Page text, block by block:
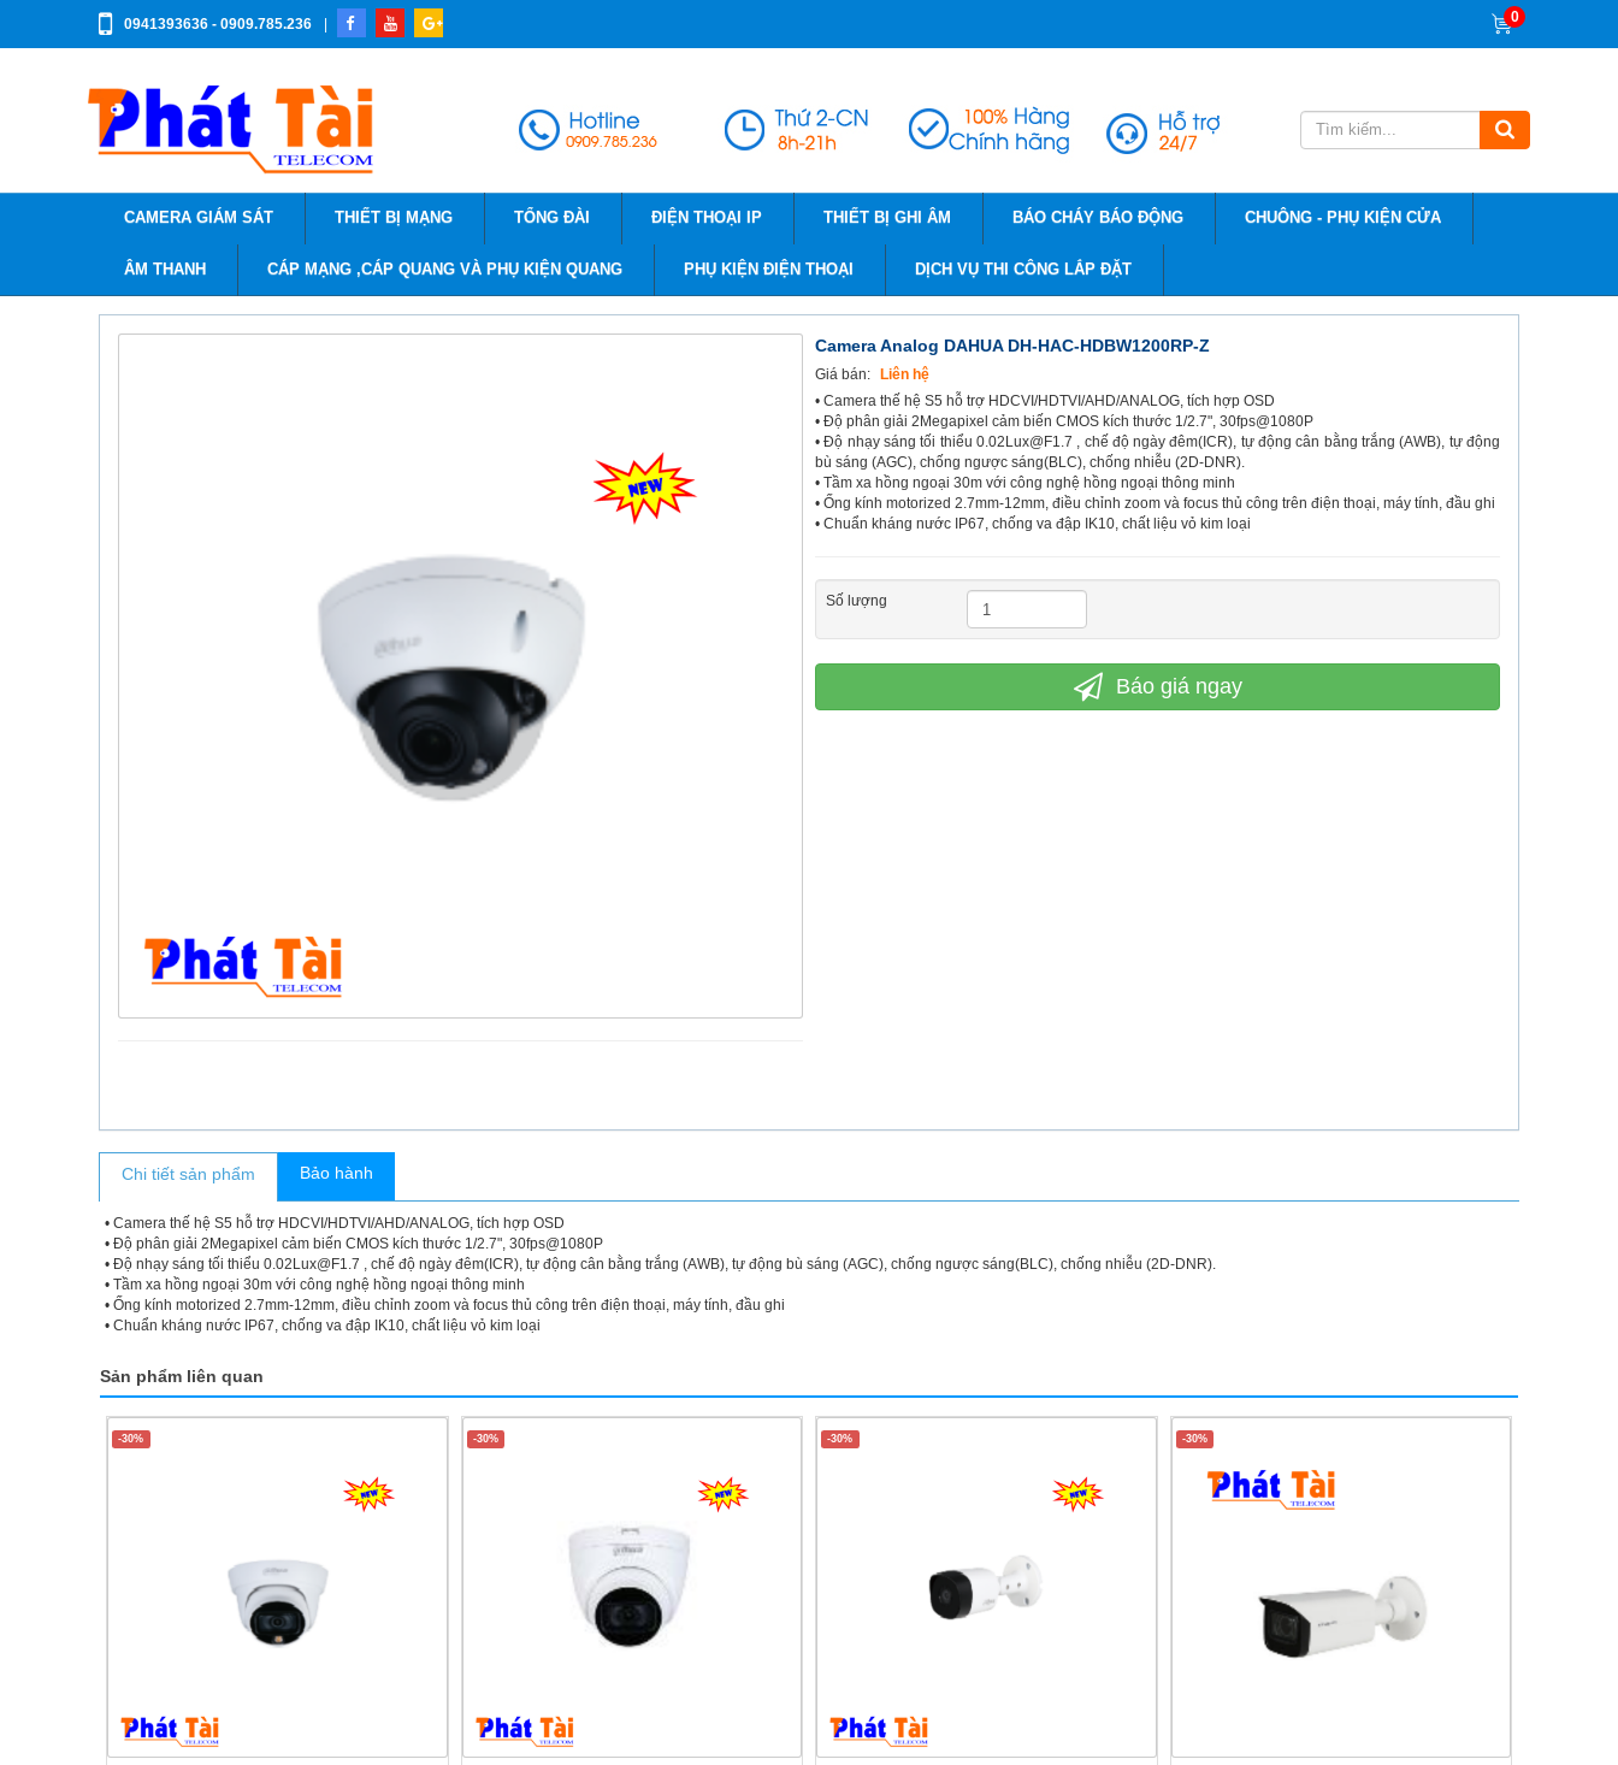
0941393636 - 0909.785.236 0
CAMERA GIÁM SÁT THIẾT BỊ MẠNG TỔNG ĐÀI ĐIỆN THOẠI IP THIẾT BỊ GHI ÂM BÁO CHÁY BÁO ĐỘNG CHUÔNG - PHỤ KIỆN CỬA
ÂM THANH CÁP MẠNG ,CÁP QUANG VÀ PHỤ KIỆN QUANG PHỤ KIỆN ĐIỆN THOẠI DỊCH VỤ THI CÔNG LẮP ĐẶT
Camera Analog DAHUA DH-HAC-HDBW1200RP-Z
Giá bán:
Liên hệ
• Camera thế hệ S5 hỗ trợ HDCVI/HDTVI/AHD/ANALOG, tích hợp OSD
• Độ phân giải 2Megapixel cảm biến CMOS kích thước 1/2.7", 30fps@1080P
• Độ nhạy sáng tối thiểu 0.02Lux@F1.7 , chế độ ngày đêm(ICR), tự động cân bằng trắng (AWB), tự động
bù sáng (AGC), chống ngược sáng(BLC), chống nhiễu (2D-DNR).
• Tầm xa hồng ngoại 30m với công nghệ hồng ngoại thông minh
• Ống kính motorized 2.7mm-12mm, điều chỉnh zoom và focus thủ công trên điện thoại, máy tính, đầu ghi
• Chuẩn kháng nước IP67, chống va đập IK10, chất liệu vỏ kim loại
Số lượng
Báo giá ngay
Chi tiết sản phẩm Bảo hành
• Camera thế hệ S5 hỗ trợ HDCVI/HDTVI/AHD/ANALOG, tích hợp OSD
• Độ phân giải 2Megapixel cảm biến CMOS kích thước 1/2.7", 30fps@1080P
• Độ nhạy sáng tối thiểu 0.02Lux@F1.7 , chế độ ngày đêm(ICR), tự động cân bằng trắng (AWB), tự động bù sáng (AGC), chống ngược sáng(BLC), chống nhiễu (2D-DNR).
• Tầm xa hồng ngoại 30m với công nghệ hồng ngoại thông minh
• Ống kính motorized 2.7mm-12mm, điều chỉnh zoom và focus thủ công trên điện thoại, máy tính, đầu ghi
• Chuẩn kháng nước IP67, chống va đập IK10, chất liệu vỏ kim loại
Sản phẩm liên quan
-30% -30% -30% -30%